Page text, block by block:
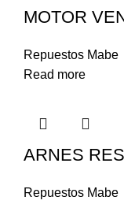
MOTOR
Repuestos Mabe
Read more
ARNES
Repuestos Mabe